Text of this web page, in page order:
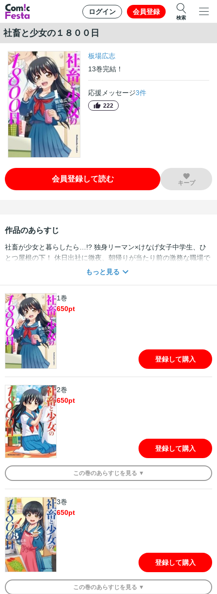
ログイン 会員登録
検索
社畜と少女の１８００日
板場広志
13巻完結！
応援メッセージ3件
222
会員登録して読む キープ
作品のあらすじ
社畜が少女と暮らしたら…!? 独身リーマン×けなげ女子中学生、ひ
とつ屋根の下！ 休日出社に徹夜、朝帰りが当たり前の激務な職場で
働く東根将彦。ある日、彼を訪ねて来たのは高校の同級生の娘だと
つ、時に大人の事情を交えて季節をわたる、ふたり暮らしの日常。
もっと見る
1巻
650pt
登録して購入
2巻
650pt
登録して購入
この巻のあらすじを 見る ▼
3巻
650pt
登録して購入
この巻のあらすじを 見る ▼